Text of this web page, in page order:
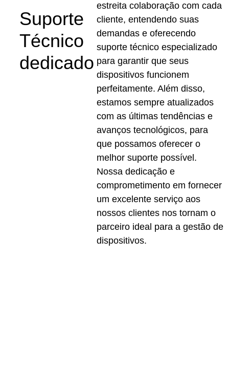
Suporte
Técnico
dedicado
estreita colaboração com cada
cliente, entendendo suas
demandas e oferecendo
suporte técnico especializado
para garantir que seus
dispositivos funcionem
perfeitamente. Além disso,
estamos sempre atualizados
com as últimas tendências e
avanços tecnológicos, para
que possamos oferecer o
melhor suporte possível.
Nossa dedicação e
comprometimento em fornecer
um excelente serviço aos
nossos clientes nos tornam o
parceiro ideal para a gestão de
dispositivos.